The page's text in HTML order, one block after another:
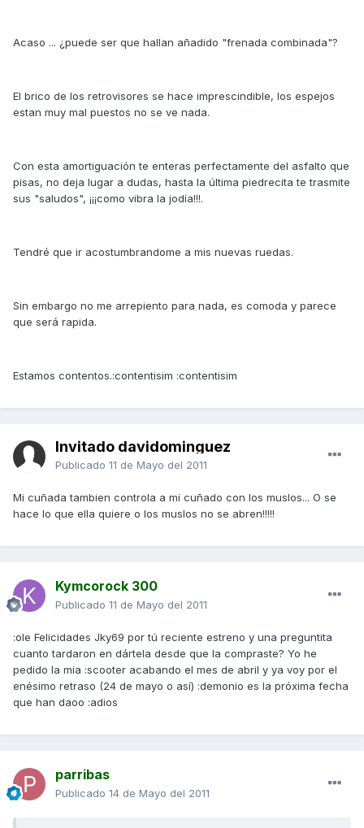
Acaso ... ¿puede ser que hallan añadido "frenada combinada"?
El brico de los retrovisores se hace imprescindible, los espejos
estan muy mal puestos no se ve nada.
Con esta amortiguación te enteras perfectamente del asfalto que
pisas, no deja lugar a dudas, hasta la última piedrecita te trasmite
sus "saludos", ¡¡¡como vibra la jodía!!!.
Tendré que ir acostumbrandome a mis nuevas ruedas.
Sin embargo no me arrepiento para nada, es comoda y parece
que será rapida.
Estamos contentos.:contentisim :contentisim
Invitado davidominguez
Publicado 11 de Mayo del 2011
Mi cuñada tambien controla a mi cuñado con los muslos... O se
hace lo que ella quiere o los muslos no se abren!!!!!
Kymcorock 300
Publicado 11 de Mayo del 2011
:ole Felicidades Jky69 por tú reciente estreno y una preguntita
cuanto tardaron en dártela desde que la compraste? Yo he
pedido la mia :scooter acabando el mes de abril y ya voy por el
enésimo retraso (24 de mayo o así) :demonio es la próxima fecha
que han daoo :adios
parribas
Publicado 14 de Mayo del 2011